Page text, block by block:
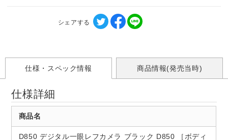
シェアする
仕様・スペック情報 商品情報(発売当時)
仕様詳細
商品名
D850 デジタル一眼レフカメラ ブラック D850 ［ボディ